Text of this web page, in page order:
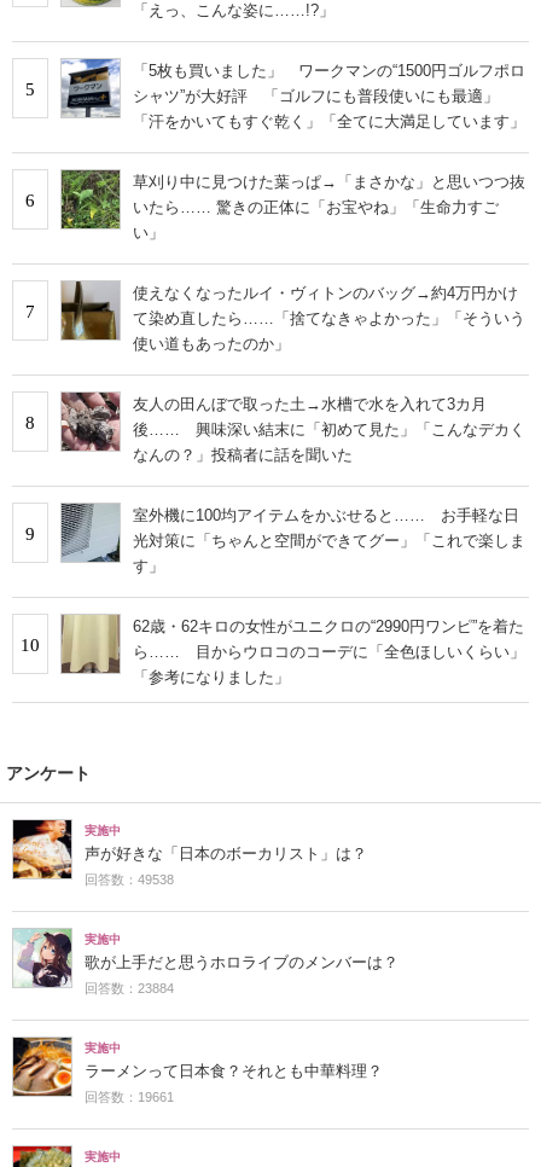
「えっ、こんな姿に……!?」
5
「5枚も買いました」 ワークマンの“1500円ゴルフポロ
シャツ”が大好評 「ゴルフにも普段使いにも最適」
「汗をかいてもすぐ乾く」「全てに大満足しています」
6
草刈り中に見つけた葉っぱ→「まさかな」と思いつつ抜
いたら…… 驚きの正体に「お宝やね」「生命力すご
い」
7
使えなくなったルイ・ヴィトンのバッグ→約4万円かけ
て染め直したら……「捨てなきゃよかった」「そういう
使い道もあったのか」
8
友人の田んぼで取った土→水槽で水を入れて3カ月
後…… 興味深い結末に「初めて見た」「こんなデカく
なんの？」投稿者に話を聞いた
9
室外機に100均アイテムをかぶせると…… お手軽な日
光対策に「ちゃんと空間ができてグー」「これで楽しま
す」
10
62歳・62キロの女性がユニクロの“2990円ワンピ”を着た
ら…… 目からウロコのコーデに「全色ほしいくらい」
「参考になりました」
アンケート
実施中
声が好きな「日本のボーカリスト」は？
回答数：49538
実施中
歌が上手だと思うホロライブのメンバーは？
回答数：23884
実施中
ラーメンって日本食？それとも中華料理？
回答数：19661
実施中